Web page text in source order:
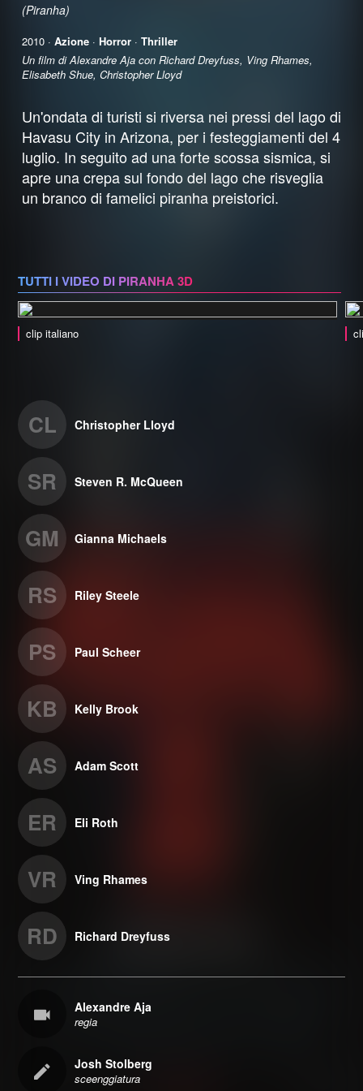
(Piranha)
2010 · Azione· Horror· Thriller
Un film di Alexandre Aja con Richard Dreyfuss, Ving Rhames,
Elisabeth Shue, Christopher Lloyd
Un'ondata di turisti si riversa nei pressi del lago di
Havasu City in Arizona, per i festeggiamenti del 4
luglio. In seguito ad una forte scossa sismica, si
apre una crepa sul fondo del lago che risveglia
un branco di famelici piranha preistorici.
TUTTI I VIDEO DI PIRANHA 3D
clip italiano
CL Christopher Lloyd
SR Steven R. McQueen
GM Gianna Michaels
RS Riley Steele
PS Paul Scheer
KB Kelly Brook
AS Adam Scott
ER Eli Roth
VR Ving Rhames
RD Richard Dreyfuss
Alexandre Aja
regia
Josh Stolberg
sceenggiatura